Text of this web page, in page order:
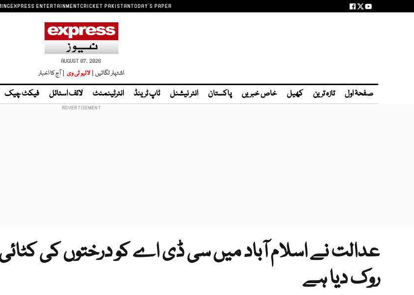
EXPRESS ENTERTAINMENTCRICKET PAKISTANTODAY'S PAPER
AUGUST 07, 2026
اشتہار لگائیں | لائیو ٹی وی | آج کا اخبار
صفحۂ اول تازہ ترین کھیل خاص خبریں پاکستان انٹر نیشنل ٹاپ ٹرینڈ انٹرٹینمنٹ لائف اسٹائل فیکٹ چیک
عدالت نے اسلام آباد میں سی ڈی اے کو درختوں کی
روک دیا ہے